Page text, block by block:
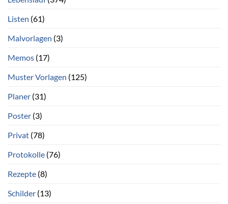
Listen (61)
Malvorlagen (3)
Memos (17)
Muster Vorlagen (125)
Planer (31)
Poster (3)
Privat (78)
Protokolle (76)
Rezepte (8)
Schilder (13)